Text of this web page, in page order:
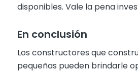
disponibles. Vale la pena
En conclusión
Los constructores que
pequeñas pueden brindarle